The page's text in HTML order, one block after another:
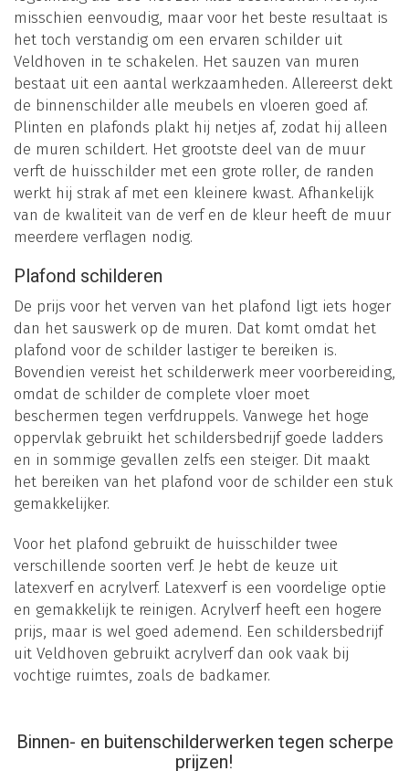
misschien eenvoudig, maar voor het beste resultaat is
het toch verstandig om een ervaren schilder uit
Veldhoven in te schakelen. Het sauzen van muren
bestaat uit een aantal werkzaamheden. Allereerst dekt
de binnenschilder alle meubels en vloeren goed af.
Plinten en plafonds plakt hij netjes af, zodat hij alleen
de muren schildert. Het grootste deel van de muur
verft de huisschilder met een grote roller, de randen
werkt hij strak af met een kleinere kwast. Afhankelijk
van de kwaliteit van de verf en de kleur heeft de muur
meerdere verflagen nodig.
Plafond schilderen
De prijs voor het verven van het plafond ligt iets hoger
dan het sauswerk op de muren. Dat komt omdat het
plafond voor de schilder lastiger te bereiken is.
Bovendien vereist het schilderwerk meer voorbereiding,
omdat de schilder de complete vloer moet
beschermen tegen verfdruppels. Vanwege het hoge
oppervlak gebruikt het schildersbedrijf goede ladders
en in sommige gevallen zelfs een steiger. Dit maakt
het bereiken van het plafond voor de schilder een stuk
gemakkelijker.
Voor het plafond gebruikt de huisschilder twee
verschillende soorten verf. Je hebt de keuze uit
latexverf en acrylverf. Latexverf is een voordelige optie
en gemakkelijk te reinigen. Acrylverf heeft een hogere
prijs, maar is wel goed ademend. Een schildersbedrijf
uit Veldhoven gebruikt acrylverf dan ook vaak bij
vochtige ruimtes, zoals de badkamer.
Binnen- en buitenschilderwerken tegen scherpe
prijzen!